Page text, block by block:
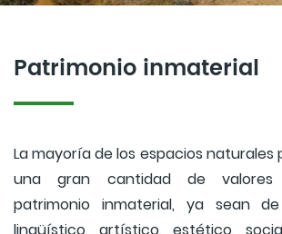
Patrimonio inmaterial
La mayoría de los espacios
una gran cantidad de valores
patrimonio inmaterial, ya sean